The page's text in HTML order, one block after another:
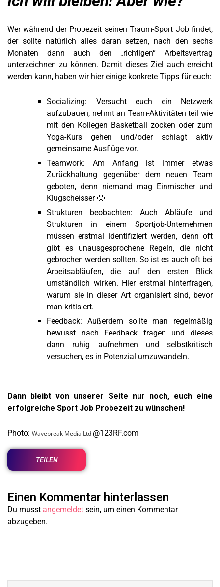
Wer während der Probezeit seinen Traum-Sport Job findet,
der sollte natürlich alles daran setzen, nach den sechs
Monaten dann auch den „richtigen“ Arbeitsvertrag
unterzeichnen zu können. Damit dieses Ziel auch erreicht
werden kann, haben wir hier einige konkrete Tipps für euch:
Socializing: Versucht euch ein Netzwerk
aufzubauen, nehmt an Team-Aktivitäten teil wie
mit den Kollegen Basketball zocken oder zum
Yoga-Kurs gehen und/oder schlagt aktiv
gemeinsame Ausflüge vor.
Teamwork: Am Anfang ist immer etwas
Zurückhaltung gegenüber dem neuen Team
geboten, denn niemand mag Einmischer und
Klugscheisser 🙂
Strukturen beobachten: Auch Abläufe und
Strukturen in einem Sportjob-Unternehmen
müssen erstmal identifiziert werden, denn oft
gibt es unausgesprochene Regeln, die nicht
gebrochen werden sollten. So ist es auch oft bei
Arbeitsabläufen, die auf den ersten Blick
umständlich wirken. Hier erstmal hinterfragen,
warum sie in dieser Art organisiert sind, bevor
man kritisiert.
Feedback: Außerdem sollte man regelmäßig
bewusst nach Feedback fragen und dieses
dann ruhig aufnehmen und selbstkritisch
versuchen, es in Potenzial umzuwandeln.
Dann bleibt von unserer Seite nur noch, euch eine
erfolgreiche Sport Job Probezeit zu wünschen!
Photo: Wavebreak Media Ltd @123RF.com
TEILEN
Einen Kommentar hinterlassen
Du musst angemeldet sein, um einen Kommentar
abzugeben.